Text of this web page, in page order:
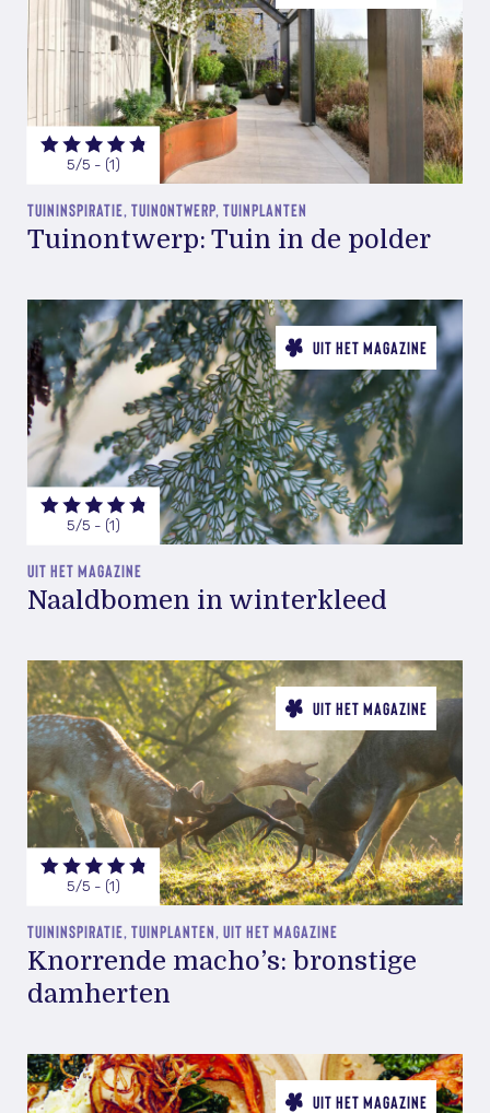
5/5 - (1)
TUININSPIRATIE, TUINONTWERP, TUINPLANTEN
Tuinontwerp: Tuin in de polder
UIT HET MAGAZINE
5/5 - (1)
UIT HET MAGAZINE
Naaldbomen in winterkleed
UIT HET MAGAZINE
5/5 - (1)
TUININSPIRATIE, TUINPLANTEN, UIT HET MAGAZINE
Knorrende macho’s: bronstige
damherten
UIT HET MAGAZINE